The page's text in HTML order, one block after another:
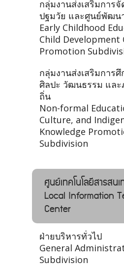
กลุ่มงานส่งเสริมการ
ปฐมวัย และศูนย์พัฒน
Early Childhood
Child Development
Promotion
กลุ่มงานส่งเสริมการ
ศิลปะ วัฒนธรรม แล
ถิ่น
Non-formal
Culture, and
Knowledge
Subdivision
ศูนย์เทคโนโลยีสารสน
Local Information
Center
ฝ่ายบริหารทั่วไป
General
Subdivision